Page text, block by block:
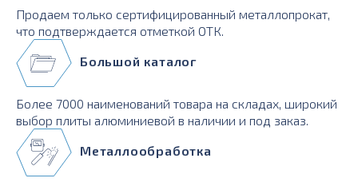
Продаем только сертифицированный металлопрокат,
что подтверждается отметкой ОТК.
Большой каталог
Более 7000 наименований товара на складах, широкий
выбор плиты алюминиевой в наличии и под заказ.
Металлообработка